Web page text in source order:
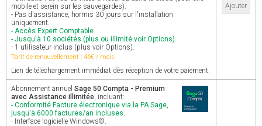
mobile et serein sur les sauvegardes).
- Pas d'assistance, hormis 30 jours sur l'installation
uniquement.
- Accès Expert Comptable.
- Jusqu'à 10 sociétés (plus ou illimité voir Options).
- 1 utilisateur inclus (plus voir Options).
Tarif de renouvellement : 46€ / mois
Lien de téléchargement immédiat dès réception de votre paiement.
Ajouter
Abonnement annuel Sage 50 Compta - Premium
avec Assistance illimitée, incluant:
- Conformité Facture électronique via la PA Sage,
jusqu'à 6000 factures/an incluses.
- Interface logicielle Windows®.